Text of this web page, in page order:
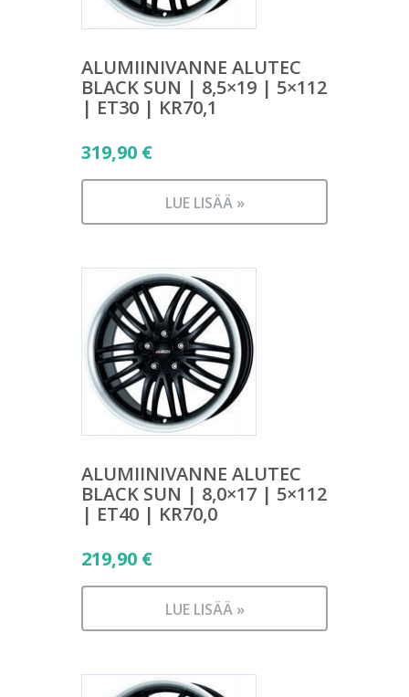
ALUMIINIVANNE ALUTEC
BLACK SUN | 8,5×19 | 5×112
| ET30 | KR70,1
319,90 €
LUE LISÄÄ »
ALUMIINIVANNE ALUTEC
BLACK SUN | 8,0×17 | 5×112
| ET40 | KR70,0
219,90 €
LUE LISÄÄ »